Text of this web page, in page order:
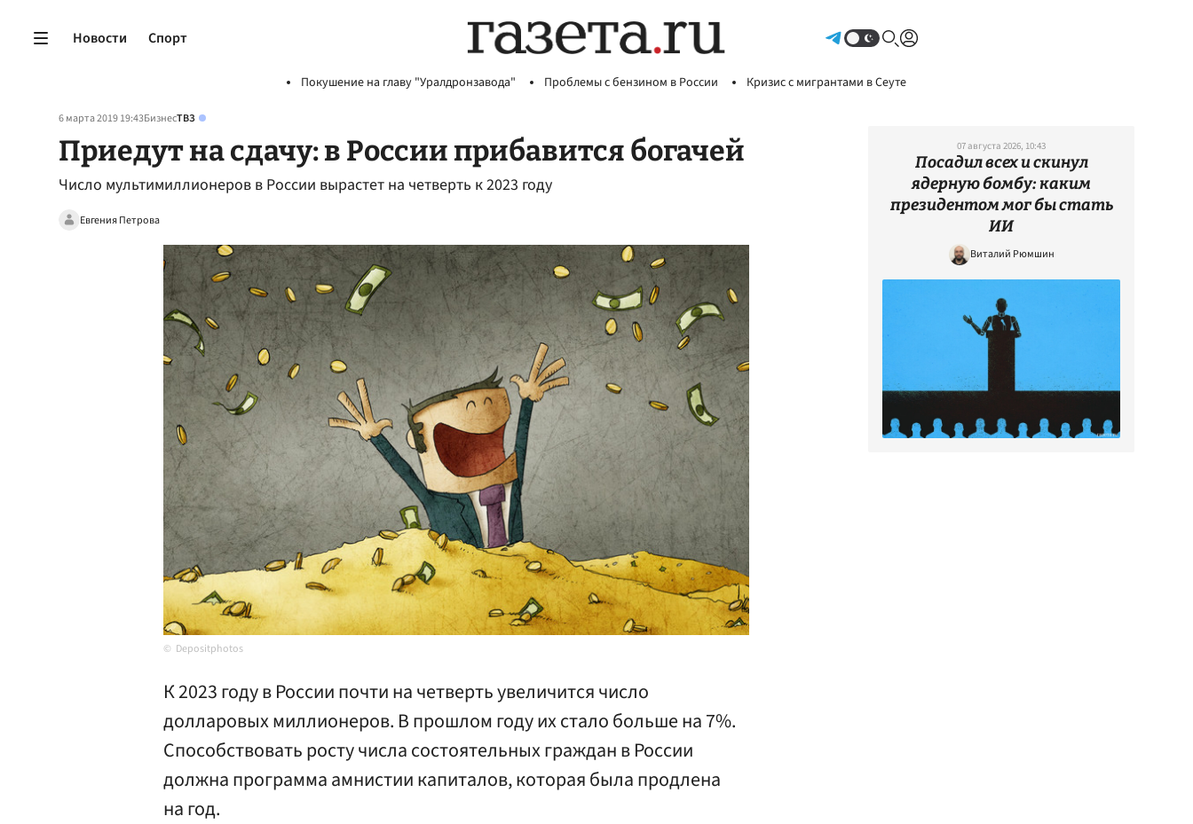
Новости Спорт
Покушение на главу "Уралдронзавода" Проблемы с бензином в России Кризис с мигрантами в Сеуте
6 марта 2019 19:43БизнесТВЗ
Приедут на сдачу: в России прибавится богачей
Число мультимиллионеров в России вырастет на четверть к 2023 году
Евгения Петрова
Depositphotos
К 2023 году в России почти на четверть увеличится число
долларовых миллионеров. В прошлом году их стало больше на 7%.
Способствовать росту числа состоятельных граждан в России
должна программа амнистии капиталов, которая была продлена
на год.
07 августа 2026, 10:43
Посадил всех и скинул
ядерную бомбу: каким
президентом мог бы стать
ИИ
Виталий Рюмшин